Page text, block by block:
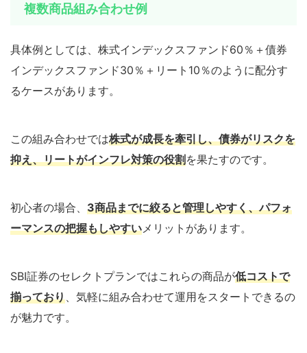
複数商品組み合わせ例
具体例としては、株式インデックスファンド60％＋債券
インデックスファンド30％＋リート10％のように配分す
るケースがあります。
この組み合わせでは株式が成長を牽引し、債券がリスクを
抑え、リートがインフレ対策の役割を果たすのです。
初心者の場合、 3商品までに絞ると管理しやすく、パフォ
ーマンスの把握もしやすい メリットがあります。
SBI証券のセレクトプランではこれらの商品が低コストで
揃っており 、気軽に組み合わせて運用をスタートできるの
が魅力です。